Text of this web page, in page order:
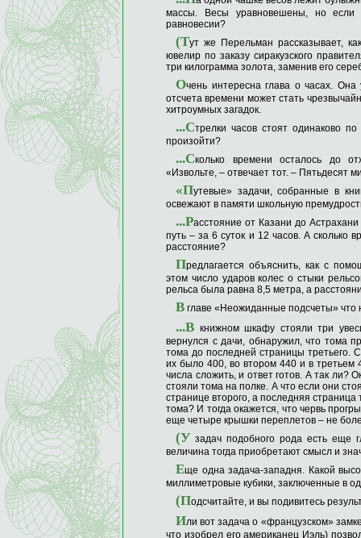
массы. Весы уравновешены, но если
равновесии?
(Тут же Перельман рассказывает,
ювелир по заказу сиракузского
три килограмма золота, заменив его
Очень интересна глава о часах.
отсчета времени может стать
хитроумных загадок.
...Стрелки часов стоят одинаково
произойти?
...Сколько времени осталось до
«Извольте, – отвечает тот. – Пятьдесят
«Путевые» задачи, собранные в
освежают в памяти школьную
...Расстояние от Казани до
путь – за 6 суток и 12 часов. А сколько
расстояние?
Предлагается объяснить, как с
этом число ударов колес о стыки
рельса была равна 8,5 метра, а
В главе «Неожиданные подсчеты» что
...В книжном шкафу стояли три
вернулся с дачи, обнаружил, что тома
тома до последней страницы третьего.
их было 400, во втором 440 и в третьем
числа сложить, и ответ готов. А так ли?
стояли тома на полке. А что если они
странице второго, а последняя страница
тома? И тогда окажется, что червь
еще четыре крышки переплетов – не
(У задач подобного рода есть еще
величина тогда приобретают смысл и
Еще одна задача-западня. Какой
миллиметровые кубики, заключенные в
(Подсчитайте, и вы подивитесь
Или вот задача о «французском»
что изобрел его американец Иэль)